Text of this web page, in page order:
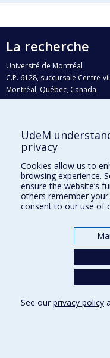
La recherche
Université de Montréal
C.P. 6128, succursale Centre-
Montréal, Québec, Canada
H3C 3J7
Qui fait quoi?
Nous trouver
Plan du site
Accessibilité
UdeM
privacy
Cookies allow us to
browsing experience.
ensure the website’s
others remember
consent to our use of
See our privacy policy